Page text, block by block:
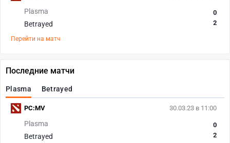
Plasma
Betrayed
0
2
Перейти на матч
Последние матчи
Plasma Betrayed
30.03.23 в 11:00
Plasma
Betrayed
0
2
PC:MV